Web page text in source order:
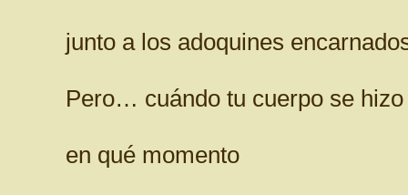
junto a los adoquines
Pero… cuándo tu cuerpo se hizo
en qué momento